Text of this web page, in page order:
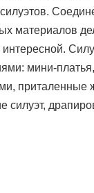
материалов
интересной.
мини-
приталенные
силуэт,